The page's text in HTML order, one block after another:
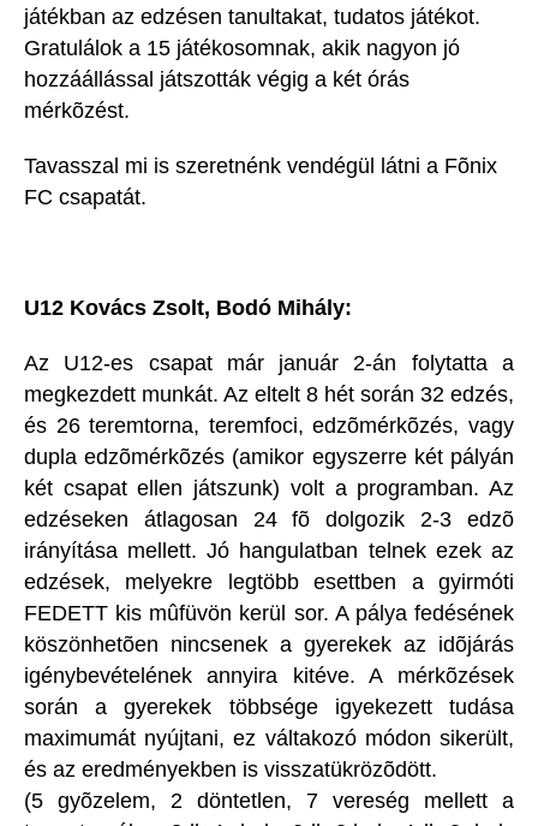
játékban az edzésen tanultakat, tudatos játékot.
Gratulálok a 15 játékosomnak, akik nagyon jó
hozzáállással játszották végig a két órás
mérkõzést.
Tavasszal mi is szeretnénk vendégül látni a Fõnix
FC csapatát.
U12 Kovács Zsolt, Bodó Mihály:
Az U12-es csapat már január 2-án folytatta a
megkezdett munkát. Az eltelt 8 hét során 32 edzés,
és 26 teremtorna, teremfoci, edzõmérkõzés, vagy
dupla edzõmérkõzés (amikor egyszerre két pályán
két csapat ellen játszunk) volt a programban. Az
edzéseken átlagosan 24 fõ dolgozik 2-3 edzõ
irányítása mellett. Jó hangulatban telnek ezek az
edzések, melyekre legtöbb esettben a gyirmóti
FEDETT kis mûfüvön kerül sor. A pálya fedésének
köszönhetõen nincsenek a gyerekek az idõjárás
igénybevételének annyira kitéve. A mérkõzések
során a gyerekek többsége igyekezett tudása
maximumát nyújtani, ez váltakozó módon sikerült,
és az eredményekben is visszatükrözõdött.
(5 gyõzelem, 2 döntetlen, 7 vereség mellett a